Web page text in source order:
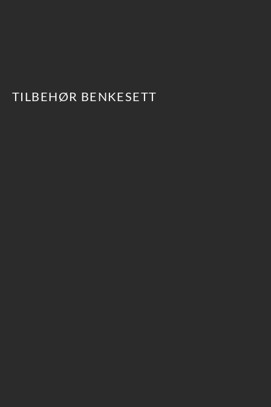
TILBEHØR BENKESETT